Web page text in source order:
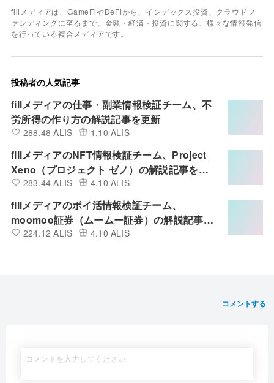
fillメディアは、GameFiやDeFiから、インデックス投資、クラウドフ
ァンディングに至るまで、金融・経済・投資に関する、様々な情報発信
を行っている複合メディアです。
投稿者の人気記事
fillメディアの仕事・副業情報検証チーム、不
労所得の作り方の解説記事を更新
288.48 ALIS 1.10 ALIS
fillメディアのNFT情報検証チーム、Project
Xeno（プロジェクト ゼノ）の解説記事を更
新 283.44 ALIS 4.10 ALIS
fillメディアのポイ活情報検証チーム、
moomoo証券（ムームー証券）の解説記事を
更新224.12 ALIS 4.10 ALIS
コメントする